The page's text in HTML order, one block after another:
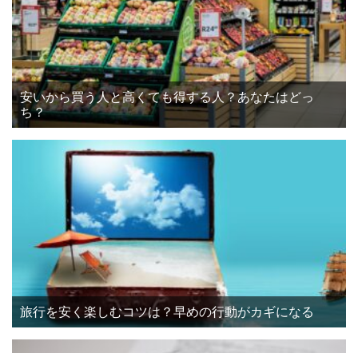
安いから買う人と高くても得する人？あなたはどっ
ち？
旅行を安く楽しむコツは？早めの行動がカギになる